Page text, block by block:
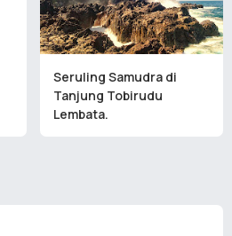
Seruling Samudra di
Tanjung Tobirudu
Lembata.